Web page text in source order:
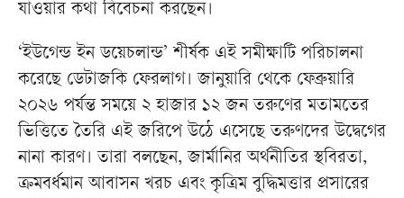
যাওয়ার কথা বিবেচনা করছেন।
‘ইউগেন্ড ইন ডয়েচলান্ড’ শীর্ষক এই সমীক্ষাটি পরিচালনা
করেছে ডেটাজকি ফেরলাগ। জানুয়ারি থেকে ফেব্রুয়ারি
২০২৬ পর্যন্ত সময়ে ২ হাজার ১২ জন তরুণের মতামতের
ভিত্তিতে তৈরি এই জরিপে উঠে এসেছে তরুণদের উদ্বেগের
নানা কারণ। তারা বলছেন, জার্মানির অর্থনীতির স্থবিরতা,
ক্রমবর্ধমান আবাসন খরচ এবং কৃত্রিম বুদ্ধিমত্তার প্রসারের